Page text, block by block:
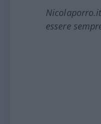
essere